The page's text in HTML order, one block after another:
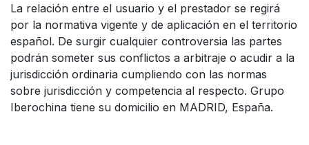
La relación entre el usuario y el prestador se regirá
por la normativa vigente y de aplicación en el territorio
español. De surgir cualquier controversia las partes
podrán someter sus conflictos a arbitraje o acudir a la
jurisdicción ordinaria cumpliendo con las normas
sobre jurisdicción y competencia al respecto. Grupo
Iberochina tiene su domicilio en MADRID, España.